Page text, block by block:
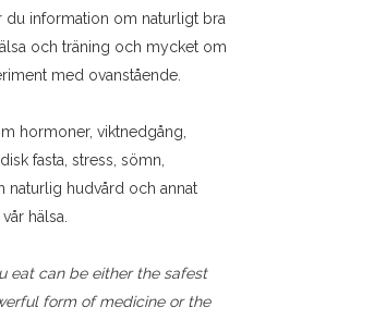
du information om naturligt bra
och träning och mycket om
med ovanstående.
hormoner, viktnedgång,
fasta, stress, sömn,
naturlig hudvård och annat
hälsa.
eat can be either the safest
form of medicine or the